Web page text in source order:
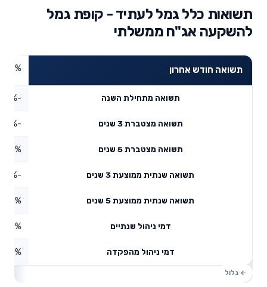
תשואות כלל גמל לעתיד - קופת גמל
להשקעה אג"ח ממשלתי
תשואה חודש אחרון 0.18%
תשואה מתחילת השנה -0.76%
תשואה מצטברת 3 שנים -1.95%
תשואה מצטברת 5 שנים 2.5%
תשואה שנתית ממוצעת 3 שנים -0.65%
תשואה שנתית ממוצעת 5 שנים 0.5%
דמי ניהול שנתיים
דמי ניהול מהפקדה 0%